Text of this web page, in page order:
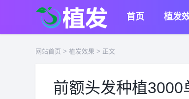
首页 植发
网站首页 > 植发效果 > 正文
前额头发种植